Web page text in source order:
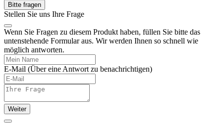
Bitte fragen
Stellen Sie uns Ihre Frage
Wenn Sie Fragen zu diesem Produkt haben, füllen Sie bitte das
untenstehende Formular aus. Wir werden Ihnen so schnell wie
möglich antworten.
E-Mail (Über eine Antwort zu benachrichtigen)
Weiter